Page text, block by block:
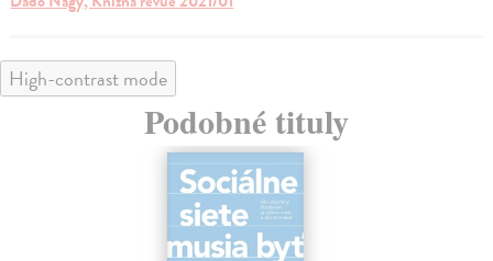
High-contrast mode
Podobné tituly